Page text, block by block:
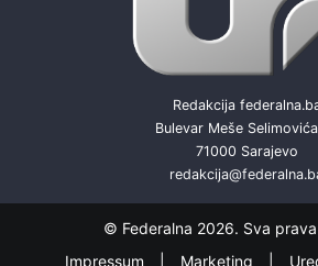
Redakcija
Bulevar Meše
71000 Sarajevo
© Federalna 2026. Sva
Impressum
Marketing